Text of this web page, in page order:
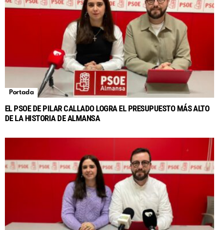
Portada
EL PSOE DE PILAR CALLADO LOGRA EL PRESUPUESTO MÁS ALTO
DE LA HISTORIA DE ALMANSA